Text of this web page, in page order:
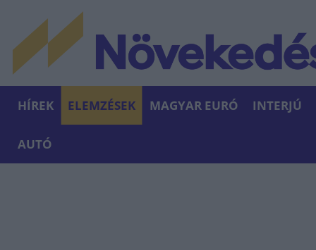
HÍREK ELEMZÉSEK MAGYAR EURÓ INTERJÚ
AUTÓ